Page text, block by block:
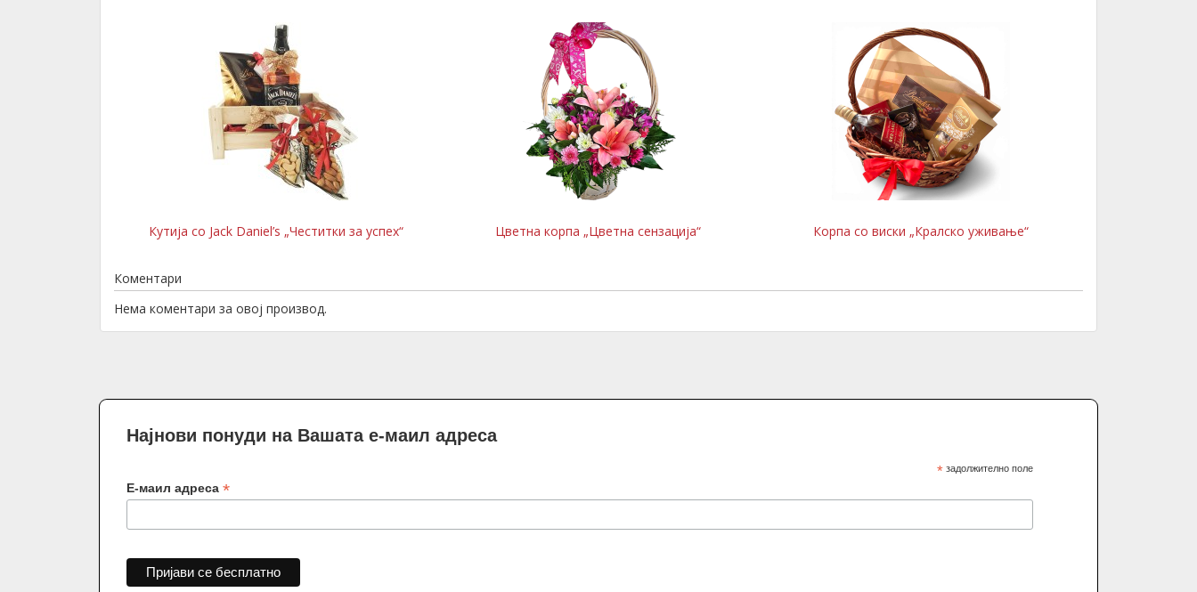
Кутија со Jack Daniel’s „Честитки за успех“ Цветна корпа „Цветна сензација“ Корпа со виски „Кралско уживање“
Коментари
Нема коментари за овој производ.
Најнови понуди на Вашата е-маил адреса
*задолжително поле
Е-маил адреса *